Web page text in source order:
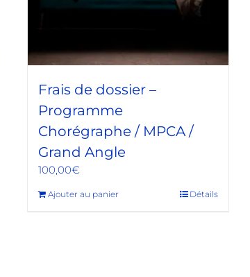
Frais de dossier –
Programme
Chorégraphe / MPCA /
Grand Angle
100,00€
Ajouter au panier Détails